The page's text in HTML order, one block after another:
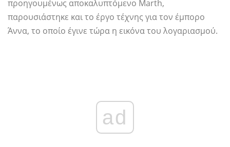
προηγουμένως αποκαλυπτόμενο Marth,
παρουσιάστηκε και το έργο τέχνης για τον έμπορο
Άννα, το οποίο έγινε τώρα η εικόνα του λογαριασμού.
ad